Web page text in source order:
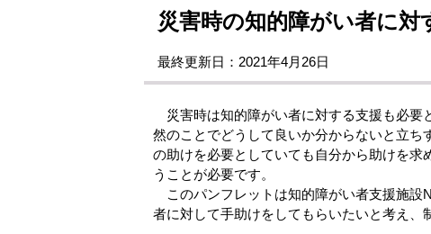
災害時の知的障がい者に対
最終更新日：2021年4月26日
災害時は知的障がい者に対する支援も必要
然のことでどうして良いか分からないと立
の助けを必要としていても自分から助けを
うことが必要です。
このパンフレットは知的障がい者支援施設
者に対して手助けをしてもらいたいと考え、